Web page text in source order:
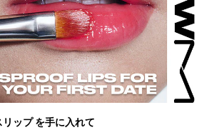
ップ を手に入れて